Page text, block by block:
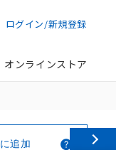
ログイン/新規登録
オンラインストア
追加